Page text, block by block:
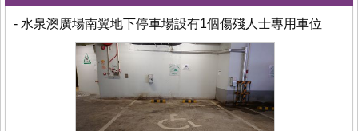
- 水泉澳廣場南翼地下停車場設有1個傷殘人士專用車位